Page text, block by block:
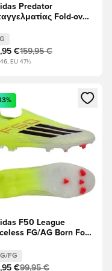
Predator
Fold-over
Υποδήματα
Διαυγές κόκκινο
€159,95 €
46, EU 47½
ή να εγγραφείτε ως
ένα Modal για να
F50 League
FG/AG Born For
Διαυγές κόκκινο
FG
€99,95 €